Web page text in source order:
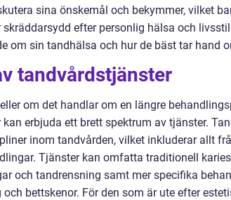
sina önskemål och bekymmer, vilket
efter personlig hälsa och
om sin tandhälsa och hur de bäst tar hand
tandvårdstjänster
om det handlar om en längre
erbjuda ett brett spektrum av tjänster.
inom tandvården, vilket inkluderar allt
Tjänster kan omfatta traditionell
och tandrensning samt mer specifika
bettskenor. För den som är ute efter